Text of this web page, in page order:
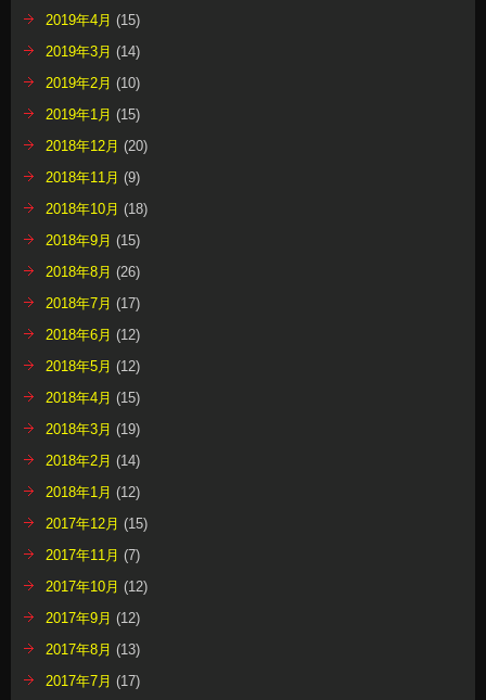
2019年4月 (15)
2019年3月 (14)
2019年2月 (10)
2019年1月 (15)
2018年12月 (20)
2018年11月 (9)
2018年10月 (18)
2018年9月 (15)
2018年8月 (26)
2018年7月 (17)
2018年6月 (12)
2018年5月 (12)
2018年4月 (15)
2018年3月 (19)
2018年2月 (14)
2018年1月 (12)
2017年12月 (15)
2017年11月 (7)
2017年10月 (12)
2017年9月 (12)
2017年8月 (13)
2017年7月 (17)